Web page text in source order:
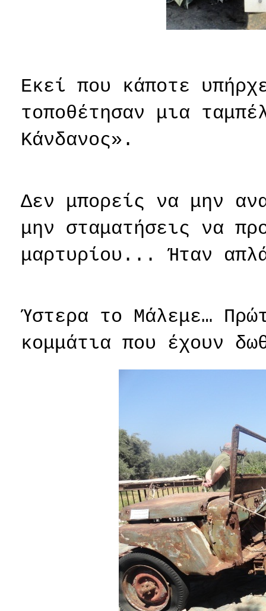
Εκεί που κάποτε
τοποθέτησαν μια
Κάνδανος».
Δεν μπορείς να μην
μην σταματήσεις να
μαρτυρίου... Ήταν
Ύστερα το Μάλεμε…
κομμάτια που έχουν